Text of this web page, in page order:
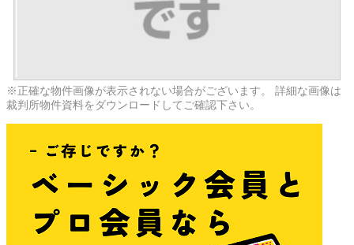
※正確な物件画像が表示されない場合がございます。 詳細な画像は
裁判所物件資料をダウンロードしてご確認下さい。